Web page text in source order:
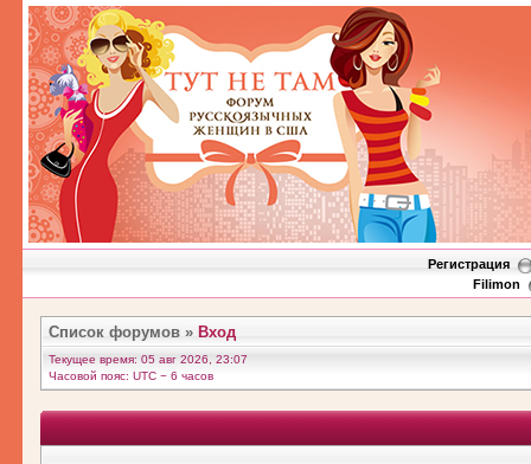
Регистрация
Filimon
Список форумов » Вход
Текущее время: 05 авг 2026, 23:07
Часовой пояс: UTC − 6 часов